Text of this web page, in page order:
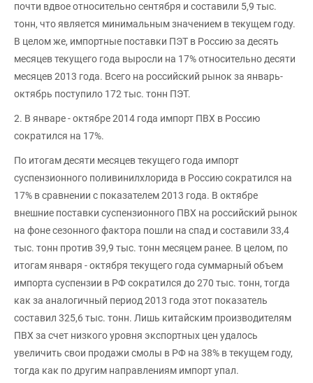
почти вдвое относительно сентября и составили 5,9 тыс.
тонн, что является минимальным значением в текущем году.
В целом же, импортные поставки ПЭТ в Россию за десять
месяцев текущего года выросли на 17% относительно десяти
месяцев 2013 года. Всего на российский рынок за январь-
октябрь поступило 172 тыс. тонн ПЭТ.
2. В январе - октябре 2014 года импорт ПВХ в Россию
сократился на 17%.
По итогам десяти месяцев текущего года импорт
суспензионного поливинилхлорида в Россию сократился на
17% в сравнении с показателем 2013 года. В октябре
внешние поставки суспензионного ПВХ на российский рынок
на фоне сезонного фактора пошли на спад и составили 33,4
тыс. тонн против 39,9 тыс. тонн месяцем ранее. В целом, по
итогам января - октября текущего года суммарный объем
импорта суспензии в РФ сократился до 270 тыс. тонн, тогда
как за аналогичный период 2013 года этот показатель
составил 325,6 тыс. тонн. Лишь китайским производителям
ПВХ за счет низкого уровня экспортных цен удалось
увеличить свои продажи смолы в РФ на 38% в текущем году,
тогда как по другим направлениям импорт упал.